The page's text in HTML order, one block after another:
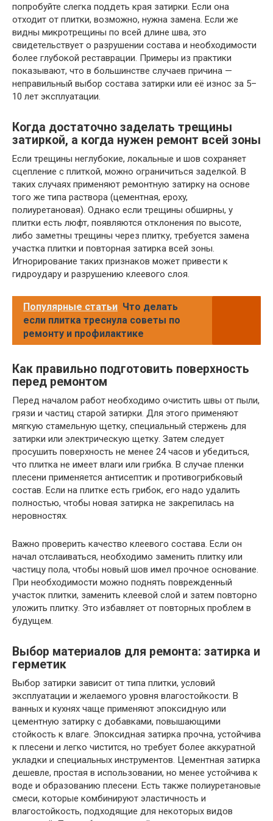
попробуйте слегка поддеть края затирки. Если она
отходит от плитки, возможно, нужна замена. Если же
видны микротрещины по всей длине шва, это
свидетельствует о разрушении состава и необходимости
более глубокой реставрации. Примеры из практики
показывают, что в большинстве случаев причина —
неправильный выбор состава затирки или её износ за 5–
10 лет эксплуатации.
Когда достаточно заделать трещины
затиркой, а когда нужен ремонт всей зоны
Если трещины неглубокие, локальные и шов сохраняет
сцепление с плиткой, можно ограничиться заделкой. В
таких случаях применяют ремонтную затирку на основе
того же типа раствора (цементная, epoxy,
полиуретановая). Однако если трещины обширны, у
плитки есть люфт, появляются отклонения по высоте,
либо заметны трещины через плитку, требуется замена
участка плитки и повторная затирка всей зоны.
Игнорирование таких признаков может привести к
гидроудару и разрушению клеевого слоя.
Популярные статьи Что делать
если плитка треснула советы по
ремонту и профилактике
Как правильно подготовить поверхность
перед ремонтом
Перед началом работ необходимо очистить швы от пыли,
грязи и частиц старой затирки. Для этого применяют
мягкую стамельную щетку, специальный стержень для
затирки или электрическую щетку. Затем следует
просушить поверхность не менее 24 часов и убедиться,
что плитка не имеет влаги или грибка. В случае пленки
плесени применяется антисептик и противогрибковый
состав. Если на плитке есть грибок, его надо удалить
полностью, чтобы новая затирка не закрепилась на
неровностях.
Важно проверить качество клеевого состава. Если он
начал отслаиваться, необходимо заменить плитку или
частицу пола, чтобы новый шов имел прочное основание.
При необходимости можно поднять поврежденный
участок плитки, заменить клеевой слой и затем повторно
уложить плитку. Это избавляет от повторных проблем в
будущем.
Выбор материалов для ремонта: затирка и
герметик
Выбор затирки зависит от типа плитки, условий
эксплуатации и желаемого уровня влагостойкости. В
ванных и кухнях чаще применяют эпоксидную или
цементную затирку с добавками, повышающими
стойкость к влаге. Эпоксидная затирка прочна, устойчива
к плесени и легко чистится, но требует более аккуратной
укладки и специальных инструментов. Цементная затирка
дешевле, простая в использовании, но менее устойчива к
воде и образованию плесени. Есть также полиуретановые
смеси, которые комбинируют эластичность и
влагостойкость, подходящие для некоторых видов